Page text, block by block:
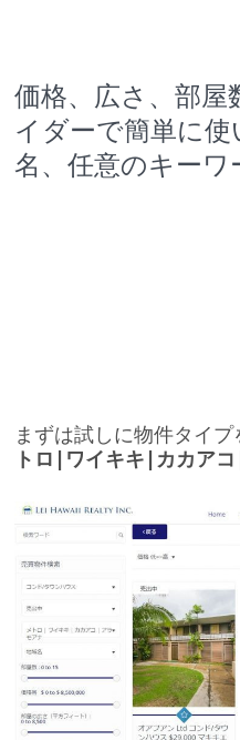
価格、広さ、部屋
イダーで簡単に
名、任意のキー
まずは試しに物件タイプ
トロ|ワイキキ|カカア